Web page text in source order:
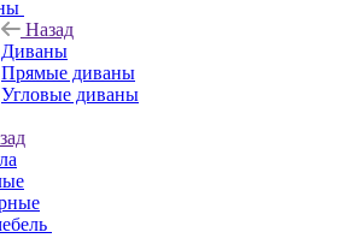
Назад
Диваны
Прямые диваны
Угловые диваны